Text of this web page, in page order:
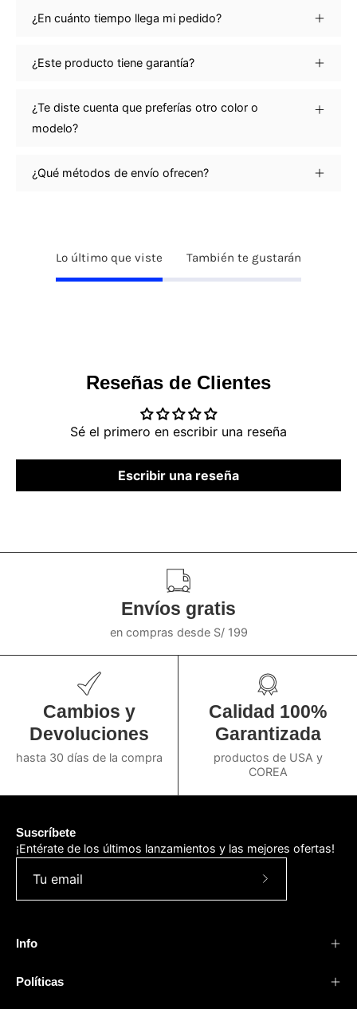
¿En cuánto tiempo llega mi pedido?
¿Este producto tiene garantía?
¿Te diste cuenta que preferías otro color o
modelo?
¿Qué métodos de envío ofrecen?
Lo último que viste También te gustarán
Reseñas de Clientes
Sé el primero en escribir una reseña
Escribir una reseña
Envíos gratis
en compras desde S/ 199
Cambios y
Devoluciones
hasta 30 días de la compra
Calidad 100%
Garantizada
productos de USA y
COREA
Suscríbete
¡Entérate de los últimos lanzamientos y las mejores ofertas!
Info
Políticas